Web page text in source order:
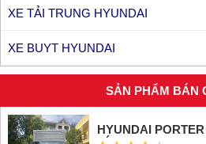
XE TẢI TRUNG HYUNDAI
XE BUYT HYUNDAI
SẢN PHẨM BÁN
HYUNDAI